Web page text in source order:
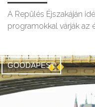
A Repülés Éjszakáján
programokkal várják az
GOODAPEST